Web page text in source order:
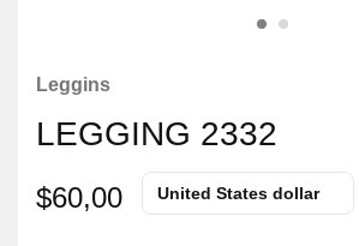
Leggins
LEGGING 2332
$60,00 United States dollar